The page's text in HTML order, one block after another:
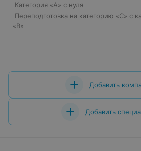
Категория «А» с нуля
Переподготовка на категорию «С» с
«B»
Добавить
Добавить